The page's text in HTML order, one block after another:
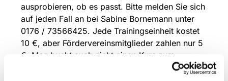
ausprobieren, ob es passt. Bitte melden Sie sich
auf jeden Fall an bei Sabine Bornemann unter
0176 / 73566425. Jede Trainingseinheit kostet
10 €, aber Fördervereinsmitglieder zahlen nur 5
€. Man bucht auch nicht einen Kurs zum
Festpreis, sondern zahlt den Beitrag nur dann,